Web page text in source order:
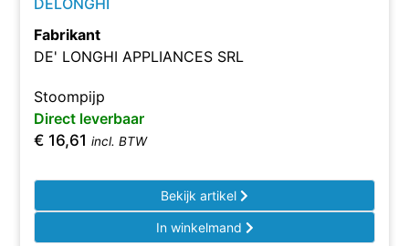
DELONGHI
Fabrikant
DE' LONGHI APPLIANCES SRL
Stoompijp
Direct leverbaar
€ 16,61 incl. BTW
Bekijk artikel
In winkelmand